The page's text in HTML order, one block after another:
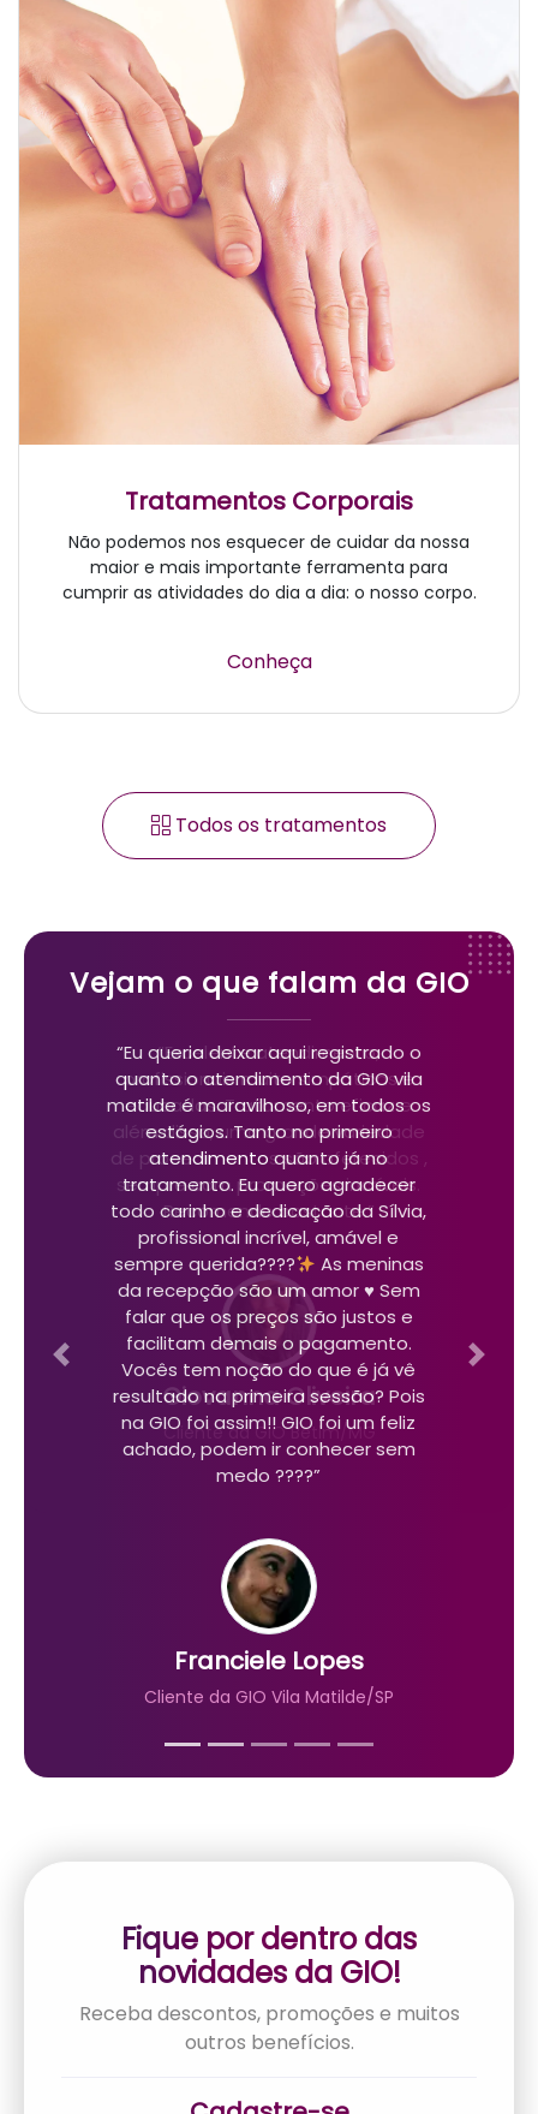
Tratamentos Corporais
Não podemos nos esquecer de cuidar da nossa
maior e mais importante ferramenta para
cumprir as atividades do dia a dia: o nosso corpo.
Conheça
Todos os tratamentos
Vejam o que falam da GIO
“Excelente atendimento,
profissionais muito simpáticas e
educadas. Tratamento eficaz e
além disso, uma grande variedade
de procedimentos são oferecidos ,
sempre com promoções incríveis.
Recomendo bastante.”
Giovanna Oliveira
Cliente da GIO Betim/MG
Previous
Fique por dentro das
novidades da GIO!
Receba descontos, promoções e muitos
outros benefícios.
Ao marcar, eu aceito apolítica de